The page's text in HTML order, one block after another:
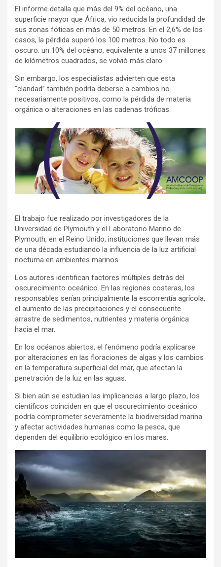
El informe detalla que más del 9% del océano, una
superficie mayor que África, vio reducida la profundidad de
sus zonas fóticas en más de 50 metros. En el 2,6% de los
casos, la pérdida superó los 100 metros. No todo es
oscuro: un 10% del océano, equivalente a unos 37 millones
de kilómetros cuadrados, se volvió más claro.
Sin embargo, los especialistas advierten que esta
“claridad” también podría deberse a cambios no
necesariamente positivos, como la pérdida de materia
orgánica o alteraciones en las cadenas tróficas.
El trabajo fue realizado por investigadores de la
Universidad de Plymouth y el Laboratorio Marino de
Plymouth, en el Reino Unido, instituciones que llevan más
de una década estudiando la influencia de la luz artificial
nocturna en ambientes marinos.
Los autores identifican factores múltiples detrás del
oscurecimiento oceánico. En las regiones costeras, los
responsables serían principalmente la escorrentía agrícola,
el aumento de las precipitaciones y el consecuente
arrastre de sedimentos, nutrientes y materia orgánica
hacia el mar.
En los océanos abiertos, el fenómeno podría explicarse
por alteraciones en las floraciones de algas y los cambios
en la temperatura superficial del mar, que afectan la
penetración de la luz en las aguas.
Si bien aún se estudian las implicancias a largo plazo, los
científicos coinciden en que el oscurecimiento oceánico
podría comprometer severamente la biodiversidad marina
y afectar actividades humanas como la pesca, que
dependen del equilibrio ecológico en los mares.